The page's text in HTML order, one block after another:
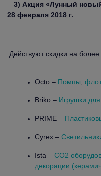
3) Акция «Лунный
28 февраля 2018 г.
Действуют скидки на
Octo – Помпы
Briko – Игрушки
PRIME –
Cyrex –
Ista – CO2
декорации